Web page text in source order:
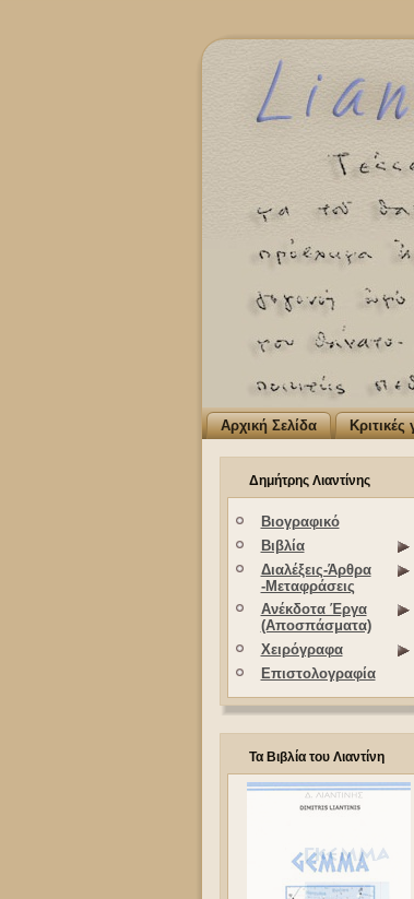
Αρχική Σελίδα Κριτικές
Δημήτρης Λιαντίνης
Βιογραφικό
Βιβλία
Διαλέξεις-Άρθρα
-Μεταφράσεις
Ανέκδοτα Έργα
(Αποσπάσματα)
Χειρόγραφα
Επιστολογραφία
Τα Βιβλία του Λιαντίνη